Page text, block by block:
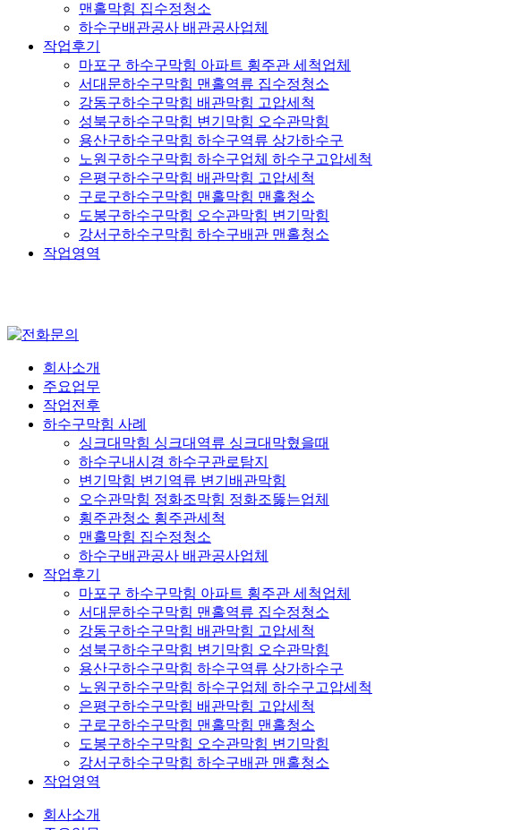
맨홀막힘 집수정청소
하수구배관공사 배관공사업체
작업후기
마포구 하수구막힘 아파트 횡주관 세척업체
서대문하수구막힘 맨홀역류 집수정청소
강동구하수구막힘 배관막힘 고압세척
성북구하수구막힘 변기막힘 오수관막힘
용산구하수구막힘 하수구역류 상가하수구
노원구하수구막힘 하수구업체 하수구고압세척
은평구하수구막힘 배관막힘 고압세척
구로구하수구막힘 맨홀막힘 맨홀청소
도봉구하수구막힘 오수관막힘 변기막힘
강서구하수구막힘 하수구배관 맨홀청소
작업영역
회사소개
주요업무
작업전후
하수구막힘 사례
싱크대막힘 싱크대역류 싱크대막혔을때
하수구내시경 하수구관로탐지
변기막힘 변기역류 변기배관막힘
오수관막힘 정화조막힘 정화조뚫는업체
횡주관청소 횡주관세척
맨홀막힘 집수정청소
하수구배관공사 배관공사업체
작업후기
마포구 하수구막힘 아파트 횡주관 세척업체
서대문하수구막힘 맨홀역류 집수정청소
강동구하수구막힘 배관막힘 고압세척
성북구하수구막힘 변기막힘 오수관막힘
용산구하수구막힘 하수구역류 상가하수구
노원구하수구막힘 하수구업체 하수구고압세척
은평구하수구막힘 배관막힘 고압세척
구로구하수구막힘 맨홀막힘 맨홀청소
도봉구하수구막힘 오수관막힘 변기막힘
강서구하수구막힘 하수구배관 맨홀청소
작업영역
회사소개